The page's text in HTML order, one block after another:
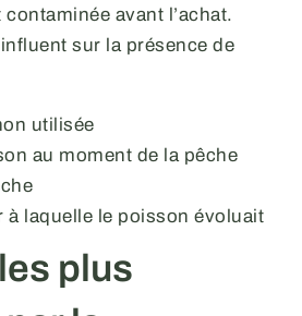
avant l’achat.
sur la présence de
utilisée
au moment de la pêche
à laquelle le poisson évoluait
plus